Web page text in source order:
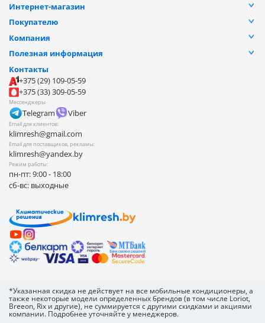
Интернет-магазин
Каталог
Услуги
Акции
Оплата частями
Блог
Покупателю
Разъяснение прав
Договор публичной оферты
Доставка
Обработка персональных данных
Оплата
Покупателю
Компания
Видеоотзывы
Наши работы
О компании
Безналичные продажи
Полезная информация
Замена и возврат товара
Контакты
+375 (29) 109-05-59
+375 (33) 309-05-59
Мессенджеры
Telegram Viber
Email для клиентов:
klimresh@gmail.com
Email для поставщиков, рекламы:
klimresh@yandex.by
Режим работы:
пн-пт: 9:00 - 18:00
сб-вс: выходные
*Указанная скидка не действует на все мобильные кондиционеры, а
также некоторые модели определенных брендов (в том числе Loriot,
Breeon, Rix и другие), не суммируется с другими скидками и акциями
компании. Подробнее уточняйте у менеджеров.